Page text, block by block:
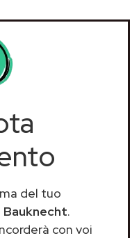
del tuo
Bauknecht.
con voi